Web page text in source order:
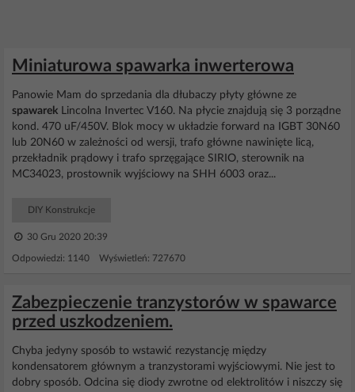
Miniaturowa spawarka inwerterowa
Panowie Mam do sprzedania dla dłubaczy płyty główne ze
spawarek Lincolna Invertec V160. Na płycie znajdują się 3 porządne
kond. 470 uF/450V. Blok mocy w układzie forward na IGBT 30N60
lub 20N60 w zależności od wersji, trafo główne nawinięte licą,
przekładnik prądowy i trafo sprzęgające SIRIO, sterownik na
MC34023, prostownik wyjściowy na SHH 6003 oraz...
DIY Konstrukcje
30 Gru 2020 20:39
Odpowiedzi: 1140 Wyświetleń: 727670
Zabezpieczenie tranzystorów w spawarce
przed uszkodzeniem.
Chyba jedyny sposób to wstawić rezystancję między
kondensatorem głównym a tranzystorami wyjściowymi. Nie jest to
dobry sposób. Odcina się diody zwrotne od elektrolitów i niszczy się